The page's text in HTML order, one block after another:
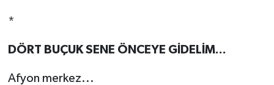
*
DÖRT BUÇUK SENE ÖNCEYE GİDELİM...
Afyon merkez...